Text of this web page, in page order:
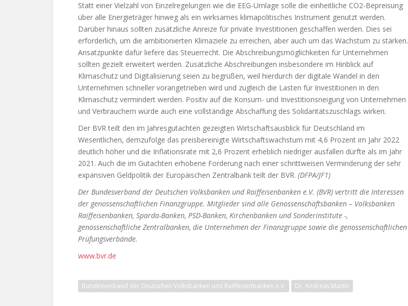
Statt einer Vielzahl von Einzelregelungen wie die EEG-Umlage solle die einheitliche CO2-Bepreisung
über alle Energieträger hinweg als ein wirksames klimapolitisches Instrument genutzt werden.
Darüber hinaus sollten zusätzliche Anreize für private Investitionen geschaffen werden. Dies sei
erforderlich, um die ambitionierten Klimaziele zu erreichen, aber auch um das Wachstum zu stärken.
Ansatzpunkte dafür liefere das Steuerrecht. Die Abschreibungsmöglichkeiten für Unternehmen
sollten gezielt erweitert werden. Zusätzliche Abschreibungen insbesondere im Hinblick auf
Klimaschutz und Digitalisierung seien zu begrüßen, weil hierdurch der digitale Wandel in den
Unternehmen schneller vorangetrieben wird und zugleich die Lasten für Investitionen in den
Klimaschutz vermindert werden. Positiv auf die Konsum- und Investitionsneigung von Unternehmen
und Verbrauchern würde auch eine vollständige Abschaffung des Solidaritätszuschlags wirken.
Der BVR teilt den im Jahresgutachten gezeigten Wirtschaftsausblick für Deutschland im
Wesentlichen, demzufolge das preisbereinigte Wirtschaftswachstum mit 4,6 Prozent im Jahr 2022
deutlich höher und die Inflationsrate mit 2,6 Prozent erheblich niedriger ausfallen dürfte als im Jahr
2021. Auch die im Gutachten erhobene Forderung nach einer schrittweisen Verminderung der sehr
expansiven Geldpolitik der Europäischen Zentralbank teilt der BVR. (DFPA/JF1)
Der Bundesverband der Deutschen Volksbanken und Raiffeisenbanken e.V. (BVR) vertritt die Interessen
der genossenschaftlichen Finanzgruppe. Mitglieder sind alle Genossenschaftsbanken – Volksbanken
Raiffeisenbanken, Sparda-Banken, PSD-Banken, Kirchenbanken und Sonderinstitute -,
genossenschaftliche Zentralbanken, die Unternehmen der Finanzgruppe sowie die genossenschaftlichen
Prüfungsverbände.
www.bvr.de
Bundesverband der Deutschen Volksbanken und Raiffeisenbanken e.V. Dr. Andreas Martin